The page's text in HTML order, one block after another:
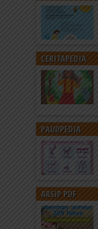
CERITAPEDIA
PAUDPEDIA
ARSIP PDF